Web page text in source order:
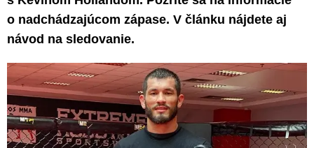
o nadchádzajúcom zápase. V článku nájdete aj
návod na sledovanie.